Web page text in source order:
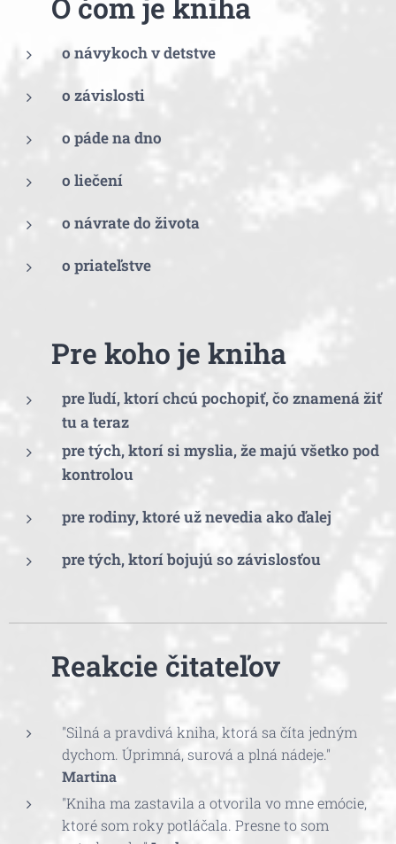
o návykoch v detstve
o závislosti
o páde na dno
o liečení
o návrate do života
o priateľstve
Pre koho je kniha
pre ľudí, ktorí chcú pochopiť, čo znamená žiť
tu a teraz
pre tých, ktorí si myslia, že majú všetko pod
kontrolou
pre rodiny, ktoré už nevedia ako ďalej
pre tých, ktorí bojujú so závislosťou
Reakcie čitateľov
"Silná a pravdivá kniha, ktorá sa číta jedným
dychom. Úprimná, surová a plná nádeje."
Martina
"Kniha ma zastavila a otvorila vo mne emócie,
ktoré som roky potláčala. Presne to som